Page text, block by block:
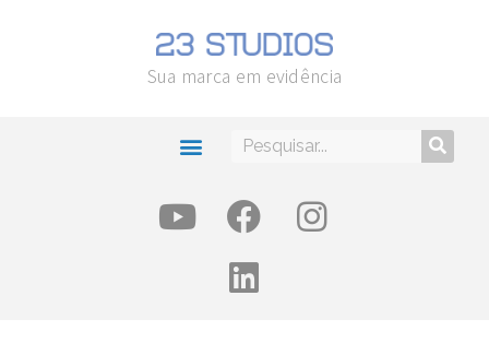
Sua marca em evidência